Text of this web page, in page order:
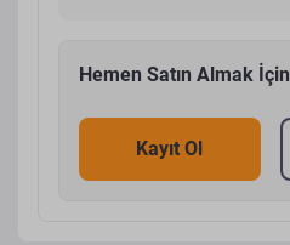
Hemen Satın Almak İçin
Kayıt Ol